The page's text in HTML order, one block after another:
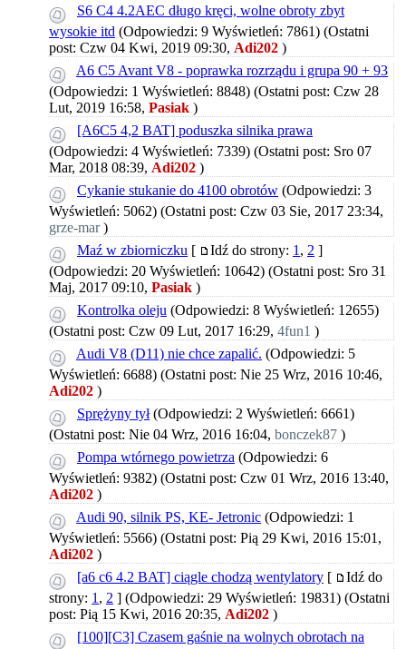
S6 C4 4.2AEC długo kręci, wolne obroty zbyt
wysokie itd (Odpowiedzi: 9 Wyświetleń: 7861) (Ostatni
post: Czw 04 Kwi, 2019 09:30, Adi202 )
A6 C5 Avant V8 - poprawka rozrządu i grupa 90 + 93
(Odpowiedzi: 1 Wyświetleń: 8848) (Ostatni post: Czw 28
Lut, 2019 16:58, Pasiak )
[A6C5 4,2 BAT] poduszka silnika prawa
(Odpowiedzi: 4 Wyświetleń: 7339) (Ostatni post: Sro 07
Mar, 2018 08:39, Adi202 )
Cykanie stukanie do 4100 obrotów (Odpowiedzi: 3
Wyświetleń: 5062) (Ostatni post: Czw 03 Sie, 2017 23:34,
grze-mar)
Maź w zbiorniczku [ Idź do strony: 1 , 2 ]
(Odpowiedzi: 20 Wyświetleń: 10642) (Ostatni post: Sro 31
Maj, 2017 09:10, Pasiak )
Kontrolka oleju (Odpowiedzi: 8 Wyświetleń: 12655)
(Ostatni post: Czw 09 Lut, 2017 16:29, 4fun1 )
Audi V8 (D11) nie chce zapalić. (Odpowiedzi: 5
Wyświetleń: 6688) (Ostatni post: Nie 25 Wrz, 2016 10:46,
Adi202 )
Sprężyny tył (Odpowiedzi: 2 Wyświetleń: 6661)
(Ostatni post: Nie 04 Wrz, 2016 16:04, bonczek87 )
Pompa wtórnego powietrza (Odpowiedzi: 6
Wyświetleń: 9382) (Ostatni post: Czw 01 Wrz, 2016 13:40,
Adi202 )
Audi 90, silnik PS, KE- Jetronic (Odpowiedzi: 1
Wyświetleń: 5566) (Ostatni post: Pią 29 Kwi, 2016 15:01,
Adi202 )
[a6 c6 4.2 BAT] ciągle chodzą wentylatory [
Idź do
strony: 1 , 2 ] (Odpowiedzi: 29 Wyświetleń: 19831) (Ostatni
post: Pią 15 Kwi, 2016 20:35, Adi202 )
[100][C3] Czasem gaśnie na wolnych obrotach na